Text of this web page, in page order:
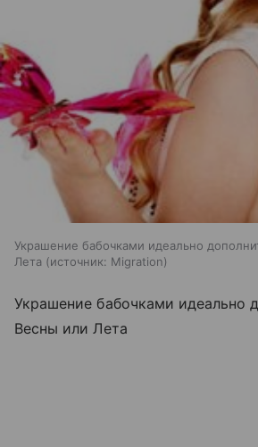
Украшение бабочками идеально
Лета
источник: Migration
Украшение бабочками идеально
Весны или Лета